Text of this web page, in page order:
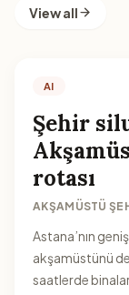
View all
AI
Şehir
rotası
AKŞAMÜSTÜ
Astana’nın
akşamüstünü
saatlerde